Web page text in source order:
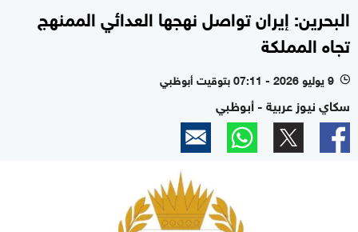
البحرين: إيران تواصل نهجها العدائي الممنهج
تجاه المملكة
l 9 يوليو 2026 - 07:11 بتوقيت أبوظبي
سكاي نيوز عربية - أبوظبي